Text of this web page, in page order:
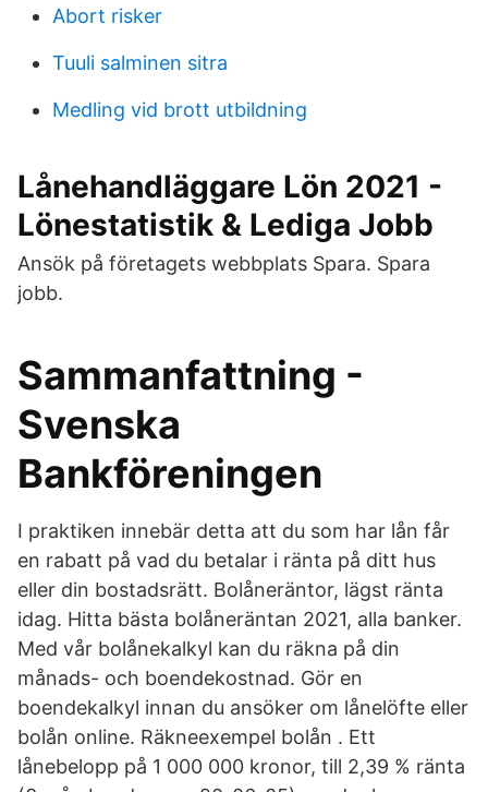
Abort risker
Tuuli salminen sitra
Medling vid brott utbildning
Lånehandläggare Lön 2021 -
Lönestatistik & Lediga Jobb
Ansök på företagets webbplats Spara. Spara
jobb.
Sammanfattning -
Svenska
Bankföreningen
I praktiken innebär detta att du som har lån får
en rabatt på vad du betalar i ränta på ditt hus
eller din bostadsrätt. Bolåneräntor, lägst ränta
idag. Hitta bästa bolåneräntan 2021, alla banker.
Med vår bolånekalkyl kan du räkna på din
månads- och boendekostnad. Gör en
boendekalkyl innan du ansöker om lånelöfte eller
bolån online. Räkneexempel bolån . Ett
lånebelopp på 1 000 000 kronor, till 2,39 % ränta